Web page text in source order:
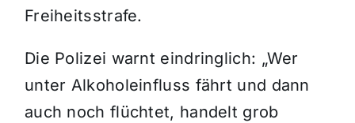
Freiheitsstrafe.
Die Polizei warnt eindringlich: „Wer
unter Alkoholeinfluss fährt und dann
auch noch flüchtet, handelt grob